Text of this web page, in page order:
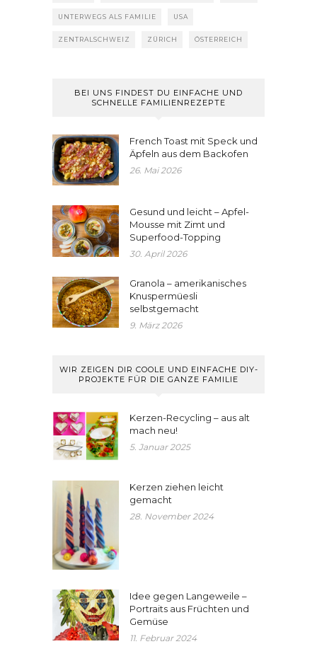
UNTERWEGS ALS FAMILIE USA
ZENTRALSCHWEIZ ZÜRICH ÖSTERREICH
BEI UNS FINDEST DU EINFACHE UND
SCHNELLE FAMILIENREZEPTE
French Toast mit Speck und
Äpfeln aus dem Backofen
26. Mai 2026
Gesund und leicht – Apfel-
Mousse mit Zimt und
Superfood-Topping
30. April 2026
Granola – amerikanisches
Knuspermüesli
selbstgemacht
9. März 2026
WIR ZEIGEN DIR COOLE UND EINFACHE DIY-
PROJEKTE FÜR DIE GANZE FAMILIE
Kerzen-Recycling – aus alt
mach neu!
5. Januar 2025
Kerzen ziehen leicht
gemacht
28. November 2024
Idee gegen Langeweile –
Portraits aus Früchten und
Gemüse
11. Februar 2024